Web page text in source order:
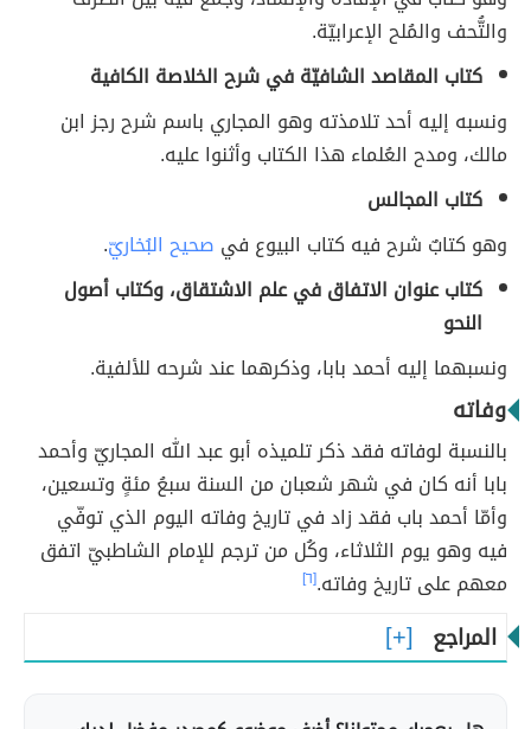
والتُّحف والمُلح الإعرابيّة.
كتاب المقاصد الشافيّة في شرح الخلاصة الكافية
ونسبه إليه أحد تلامذته وهو المجاري باسم شرح رجز ابن
مالك، ومدح العُلماء هذا الكتاب وأثنوا عليه.
كتاب المجالس
وهو كتابٌ شرح فيه كتاب البيوع في صحيح البُخاريّ.
كتاب عنوان الاتفاق في علم الاشتقاق، وكتاب أصول
النحو
ونسبهما إليه أحمد بابا، وذكرهما عند شرحه للألفية.
وفاته
بالنسبة لوفاته فقد ذكر تلميذه أبو عبد الله المجاريّ وأحمد
بابا أنه كان في شهر شعبان من السنة سبعُ مئةٍ وتسعين،
وأمّا أحمد باب فقد زاد في تاريخ وفاته اليوم الذي توفّي
فيه وهو يوم الثلاثاء، وكُل من ترجم للإمام الشاطبيّ اتفق
معهم على تاريخ وفاته.[٦]
المراجع